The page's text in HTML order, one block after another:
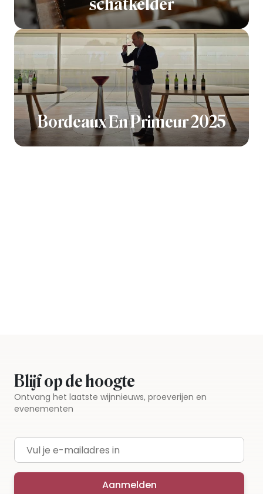
schatkelder
Bordeaux En Primeur 2025
Blijf op de hoogte
Ontvang het laatste wijnnieuws, proeverijen en
evenementen
E-mailadres
Aanmelden